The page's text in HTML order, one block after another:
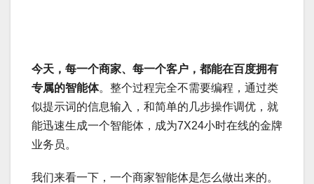
今天，每一个商家、每一个客户，都能在百度拥有
专属的智能体 。整个过程完全不需要编程，通过类
似提示词的信息输入，和简单的几步操作调优，就
能迅速生成一个智能体，成为7X24小时在线的金牌
业务员。
我们来看一下，一个商家智能体是怎么做出来的。